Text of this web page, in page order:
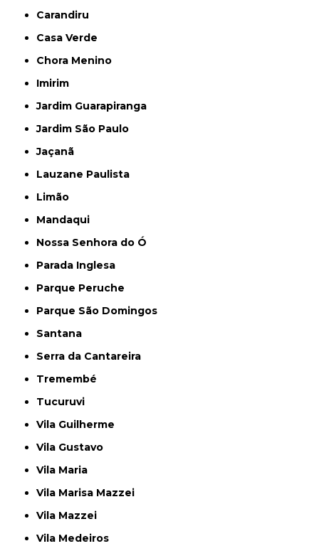
Carandiru
Casa Verde
Chora Menino
Imirim
Jardim Guarapiranga
Jardim São Paulo
Jaçanã
Lauzane Paulista
Limão
Mandaqui
Nossa Senhora do Ó
Parada Inglesa
Parque Peruche
Parque São Domingos
Santana
Serra da Cantareira
Tremembé
Tucuruvi
Vila Guilherme
Vila Gustavo
Vila Maria
Vila Marisa Mazzei
Vila Mazzei
Vila Medeiros